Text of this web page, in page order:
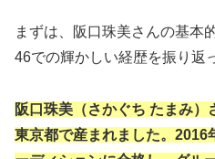
まずは、阪口珠美さんの基本
46での輝かしい経歴を振り返
阪口珠美（さかぐち たまみ
東京都で産まれました。2016